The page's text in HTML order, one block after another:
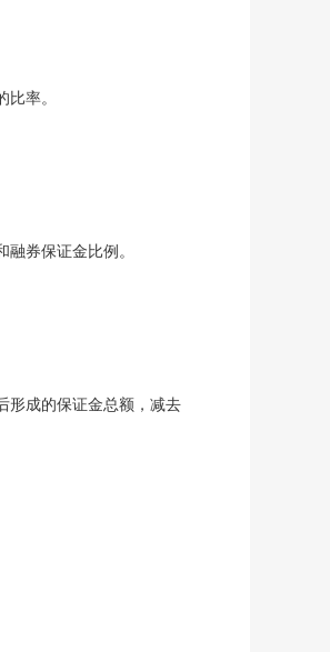
率。
券保证金比例。
形成的保证金总额，减去